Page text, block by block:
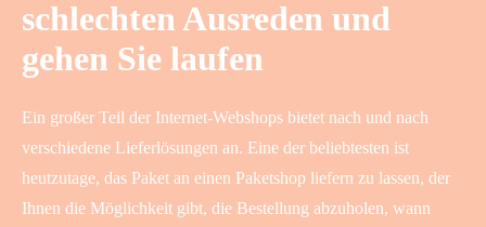
schlechten Ausreden und
gehen Sie laufen
Ein großer Teil der Internet-Webshops bietet nach und nach
verschiedene Lieferlösungen an. Eine der beliebtesten ist
heutzutage, das Paket an einen Paketshop liefern zu lassen, der
Ihnen die Möglichkeit gibt, die Bestellung abzuholen, wann